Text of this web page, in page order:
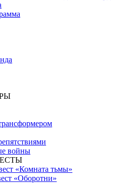
войны
«Комната тьмы»
«Оборотни»